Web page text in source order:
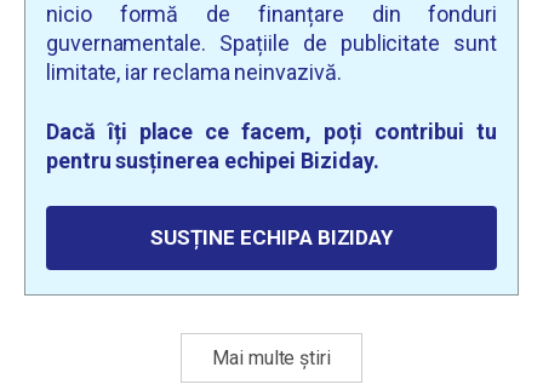
nicio formă de finanțare din fonduri
guvernamentale. Spațiile de publicitate sunt
limitate, iar reclama neinvazivă.
Dacă îți place ce facem, poți contribui tu
pentru susținerea echipei Biziday.
SUSȚINE ECHIPA BIZIDAY
Mai multe știri